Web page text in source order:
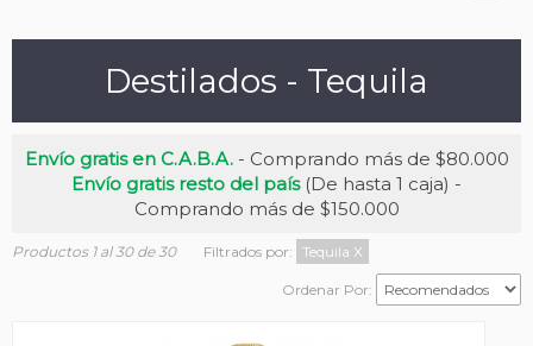
Destilados - Tequila
Envío gratis en C.A.B.A.- Comprando más de $80.000
Envío gratis resto del país(De hasta 1 caja) -
Comprando más de $150.000
Productos 1 al 30 de 30 Filtrados por: Tequila X
Ordenar Por: